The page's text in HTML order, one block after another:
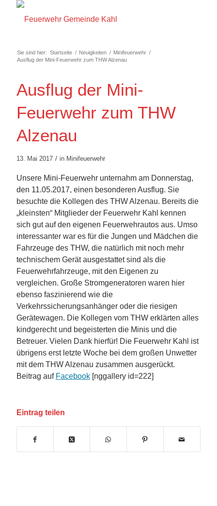
Sie sind hier: Startseite / Neuigkeiten / Minifeuerwehr /
Ausflug der Mini-Feuerwehr zum THW Alzenau
Ausflug der Mini-
Feuerwehr zum THW
Alzenau
13. Mai 2017 / in Minifeuerwehr
Unsere Mini-Feuerwehr unternahm am Donnerstag,
den 11.05.2017, einen besonderen Ausflug. Sie
besuchte die Kollegen des THW Alzenau. Bereits die
„kleinsten“ Mitglieder der Feuerwehr Kahl kennen
sich gut auf den eigenen Feuerwehrautos aus. Umso
interessanter war es für die Jungen und Mädchen die
Fahrzeuge des THW, die natürlich mit noch mehr
technischem Gerät ausgestattet sind als die
Feuerwehrfahrzeuge, mit den Eigenen zu
vergleichen. Große Stromgeneratoren waren hier
ebenso faszinierend wie die
Verkehrssicherungsanhänger oder die riesigen
Gerätewagen. Die Kollegen vom THW erklärten alles
kindgerecht und begeisterten die Minis und die
Betreuer. Vielen Dank hierfür! Die Feuerwehr Kahl ist
übrigens erst letzte Woche bei dem großen Unwetter
mit dem THW Alzenau zusammen ausgerückt.
Beitrag auf Facebook[nggallery id=222]
Eintrag teilen